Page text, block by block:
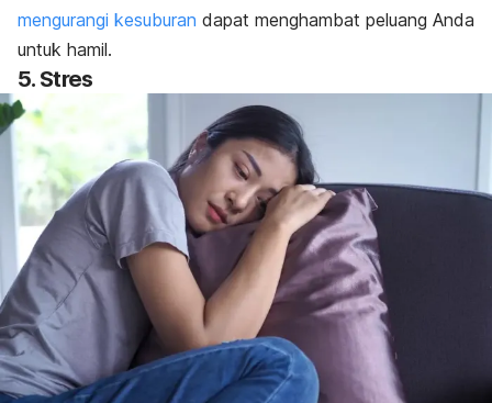
mengurangi kesuburan dapat menghambat peluang Anda
untuk hamil.
5. Stres